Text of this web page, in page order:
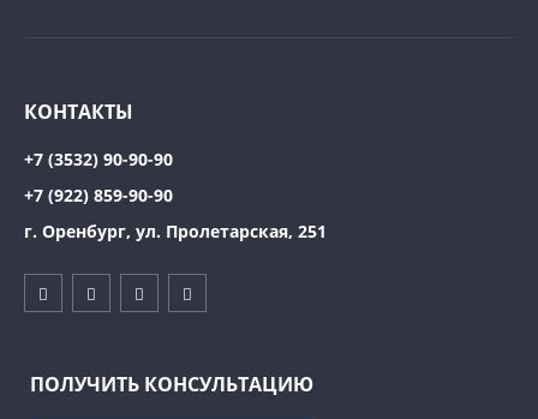
КОНТАКТЫ
+7 (3532) 90-90-90
+7 (922) 859-90-90
г. Оренбург, ул. Пролетарская, 251
ПОЛУЧИТЬ КОНСУЛЬТАЦИЮ